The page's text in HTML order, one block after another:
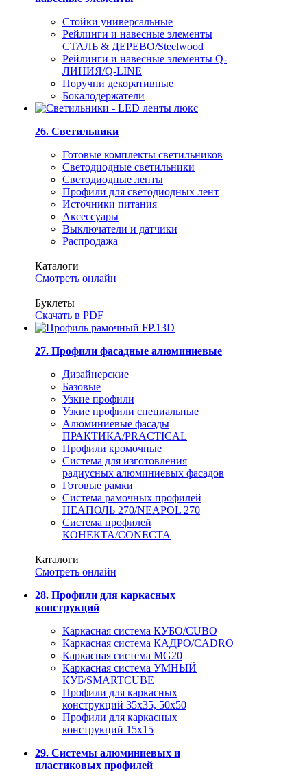
Стойки универсальные
Рейлинги и навесные элементы
СТАЛЬ & ДЕРЕВО/Steelwood
Рейлинги и навесные элементы Q-
ЛИНИЯ/Q-LINE
Поручни декоративные
Бокалодержатели
26. Светильники
Готовые комплекты светильников
Светодиодные светильники
Светодиодные ленты
Профили для светодиодных лент
Источники питания
Аксессуары
Выключатели и датчики
Распродажа
Каталоги
Смотреть онлайн
Буклеты
Скачать в PDF
27. Профили фасадные алюминиевые
Дизайнерские
Базовые
Узкие профили
Узкие профили специальные
Алюминиевые фасады
ПРАКТИКА/PRACTICAL
Профили кромочные
Система для изготовления
радиусных алюминиевых фасадов
Готовые рамки
Система рамочных профилей
НЕАПОЛЬ 270/NEAPOL 270
Система профилей
КОНЕКТА/CONECTA
Каталоги
Смотреть онлайн
28. Профили для каркасных
конструкций
Каркасная система КУБО/CUBO
Каркасная система КАДРО/CADRO
Каркасная система MG20
Каркасная система УМНЫЙ
КУБ/SMARTCUBE
Профили для каркасных
конструкций 35x35, 50x50
Профили для каркасных
конструкций 15х15
29. Системы алюминиевых и
пластиковых профилей